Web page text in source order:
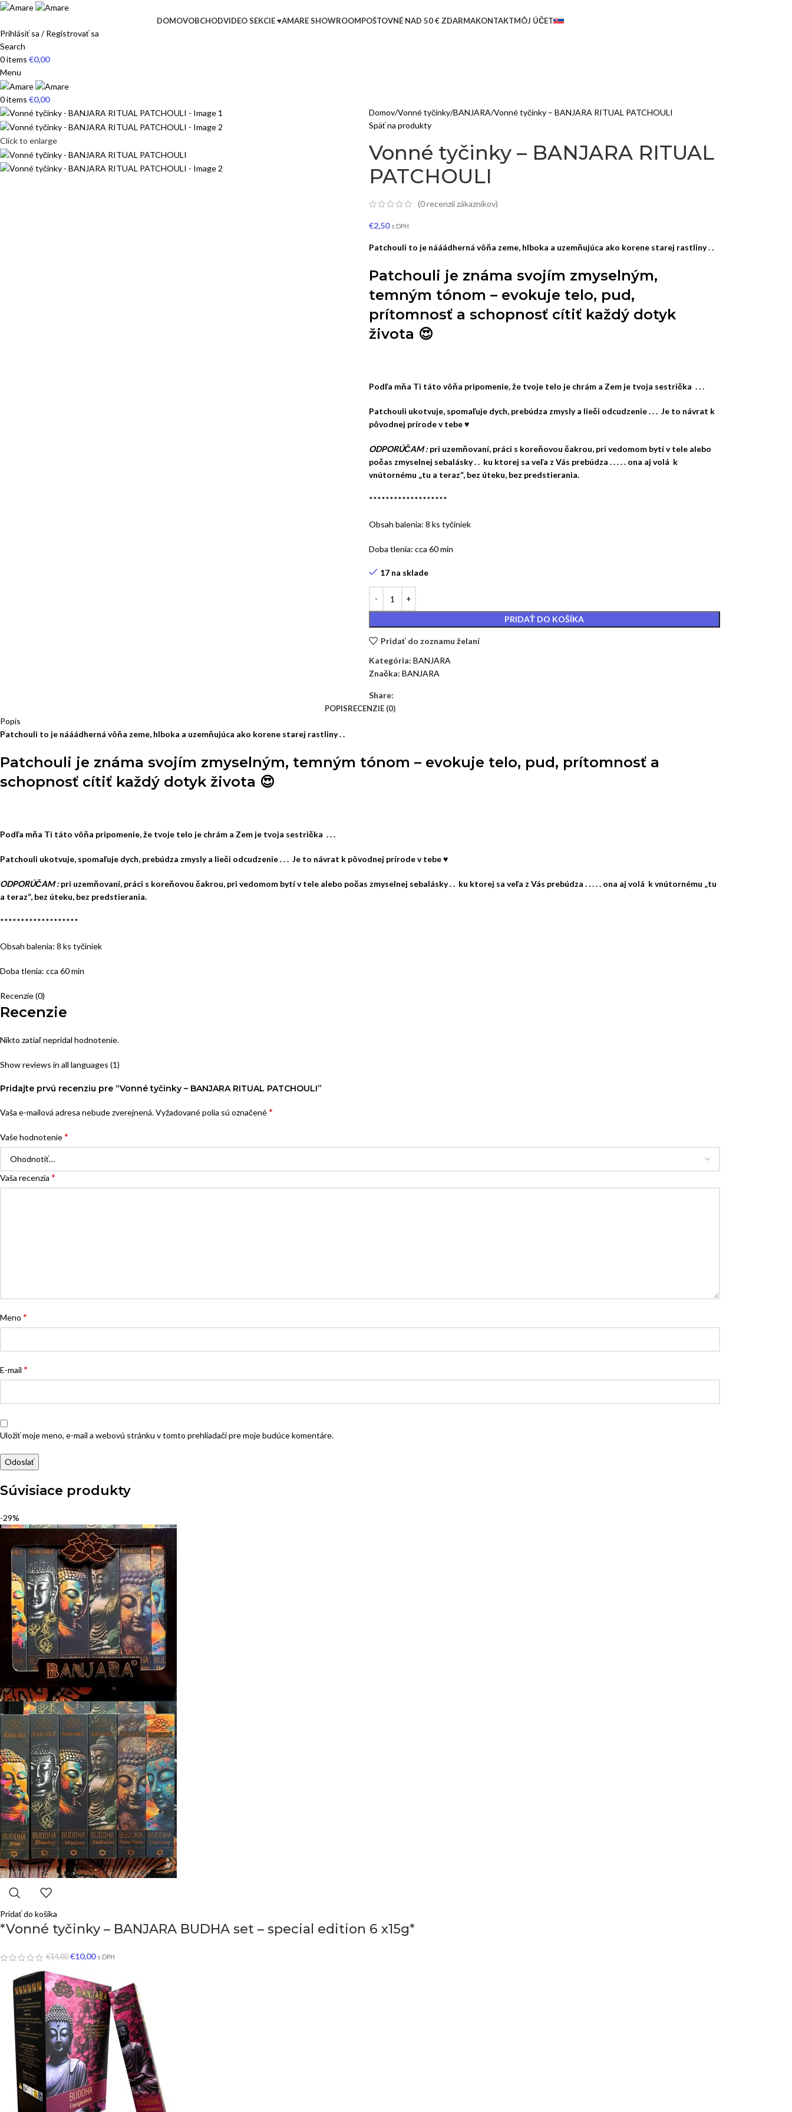
DOMOVOBCHODVIDEO SEKCIE ♥AMARE SHOWROOMPOŠTOVNÉ NAD 50 € ZDARMAKONTAKTMÔJ ÚČET
Prihlásiť sa / Registrovať sa
Search
0items €0,00
Menu
0items €0,00
Click to enlarge
Domov Vonné tyčinky BANJARA Vonné tyčinky – BANJARA RITUAL PATCHOULI
Späť na produkty
Vonné tyčinky – BANJARA RITUAL
PATCHOULI
(0recenzií zákazníkov)
€2,50 s DPH
Patchouli to je nááádherná vôňa zeme, hlboka a uzemňujúca ako korene starej rastliny . .
Patchouli je známa svojím zmyselným,
temným tónom – evokuje telo, pud,
prítomnosť a schopnosť cítiť každý dotyk
života 😍
Podľa mňa Ti táto vôňa pripomenie, že tvoje telo je chrám a Zem je tvoja sestrička . . .
Patchouli ukotvuje, spomaľuje dych, prebúdza zmysly a lieči odcudzenie . . . Je to návrat k
pôvodnej prírode v tebe ♥
ODPORÚČAM :pri uzemňovaní, práci s koreňovou čakrou, pri vedomom bytí v tele alebo
počas zmyselnej sebalásky . . ku ktorej sa veľa z Vás prebúdza . . . . . ona aj volá k
vnútornému „tu a teraz“, bez úteku, bez predstierania.
*******************
Obsah balenia: 8 ks tyčiniek
Doba tlenia: cca 60 min
17 na sklade
PRIDAŤ DO KOŠÍKA
Pridať do zoznamu želaní
Kategória: BANJARA
Značka: BANJARA
Share:
POPISRECENZIE (0)
Popis
Patchouli to je nááádherná vôňa zeme, hlboka a uzemňujúca ako korene starej rastliny . .
Patchouli je známa svojím zmyselným, temným tónom – evokuje telo, pud, prítomnosť a
schopnosť cítiť každý dotyk života 😍
Podľa mňa Ti táto vôňa pripomenie, že tvoje telo je chrám a Zem je tvoja sestrička . . .
Patchouli ukotvuje, spomaľuje dych, prebúdza zmysly a lieči odcudzenie . . . Je to návrat k pôvodnej prírode v tebe ♥
ODPORÚČAM :pri uzemňovaní, práci s koreňovou čakrou, pri vedomom bytí v tele alebo počas zmyselnej sebalásky . . ku ktorej sa veľa z Vás prebúdza . . . . . ona aj volá k vnútornému „tu
a teraz“, bez úteku, bez predstierania.
*******************
Obsah balenia: 8 ks tyčiniek
Doba tlenia: cca 60 min
Recenzie (0)
Recenzie
Nikto zatiaľ nepridal hodnotenie.
Show reviews in all languages (1)
Pridajte prvú recenziu pre “Vonné tyčinky – BANJARA RITUAL PATCHOULI”
Vaša e-mailová adresa nebude zverejnená.Vyžadované polia sú označené*
Vaše hodnotenie*
Vaša recenzia *
Meno *
E-mail *
Uložiť moje meno, e-mail a webovú stránku v tomto prehliadači pre moje budúce komentáre.
Súvisiace produkty
-29%
Pridať do košíka
*Vonné tyčinky – BANJARA BUDHA set – special edition 6 x15g*
€14,00 €10,00 s DPH